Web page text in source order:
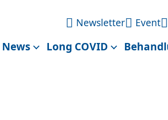
Newsletter Event
News Long COVID